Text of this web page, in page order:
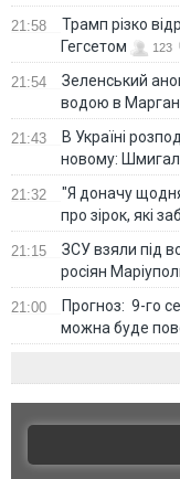
21:58
Трамп різко
Гегсетом
123
21:54
Зеленський
водою в
21:43
В Україні
новому:
21:32
"Я доначу
про зірок, які
21:15
ЗСУ взяли під
росіян
21:00
Прогноз: 9-го
можна буде